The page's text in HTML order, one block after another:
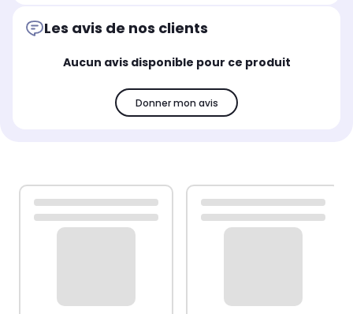
Les avis de nos clients
Aucun avis disponible pour ce produit
Donner mon avis